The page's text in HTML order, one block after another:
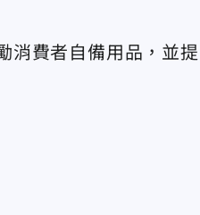
消費者自備用品，並提